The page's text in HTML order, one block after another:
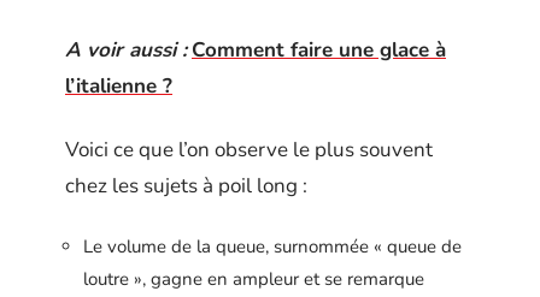
A voir aussi : Comment faire une glace à
l’italienne ?
Voici ce que l’on observe le plus souvent
chez les sujets à poil long :
Le volume de la queue, surnommée « queue de
loutre », gagne en ampleur et se remarque